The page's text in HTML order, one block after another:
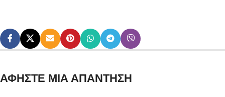
ΑΦΉΣΤΕ ΜΙΑ ΑΠΆΝΤΗΣΗ